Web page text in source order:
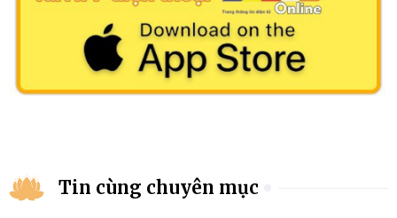
Tin cùng chuyên mục